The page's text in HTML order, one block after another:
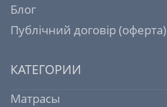
Блог
Публічний договір (оферта)
КАТЕГОРИИ
Матрасы